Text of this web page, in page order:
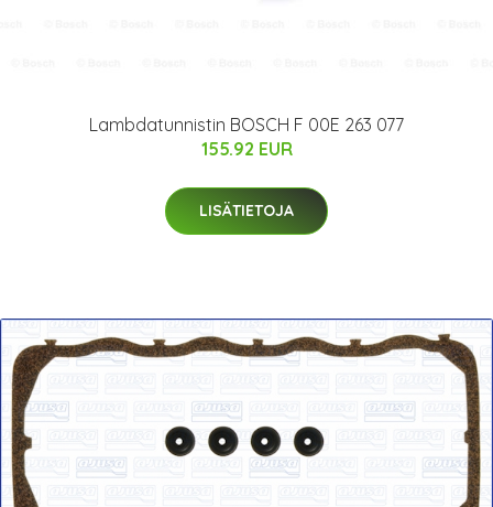
Lambdatunnistin BOSCH F 00E 263 077
155.92 EUR
LISÄTIETOJA